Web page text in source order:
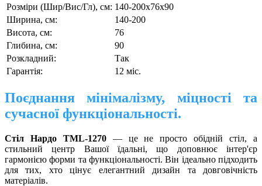
Розміри (Шир/Вис/Гл), см: 140-200х76х90
Ширина, см:
140-200
Висота, см:
76
Глибина, см:
90
Розкладний:
Так
Гарантія:
12 міс.
Поєднання мінімалізму, міцності та
сучасної функціональності.
Стіл Нардо TML-1270— це не просто обідній стіл, а
стильний центр Вашої їдальні, що доповнює інтер'єр
гармонією форми та функціональності. Він ідеально підходить
для тих, хто цінує елегантний дизайн та довговічність
матеріалів.